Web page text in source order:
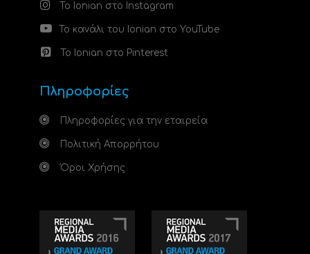
Το Ionian στο Instagram
Το κανάλι του Ionian στο YouTube
Το Ionian στο Pinterest
Πληροφορίες
Πληροφορίες για την εταιρεία
Πολιτική Απορρήτου
Όροι Χρήσης